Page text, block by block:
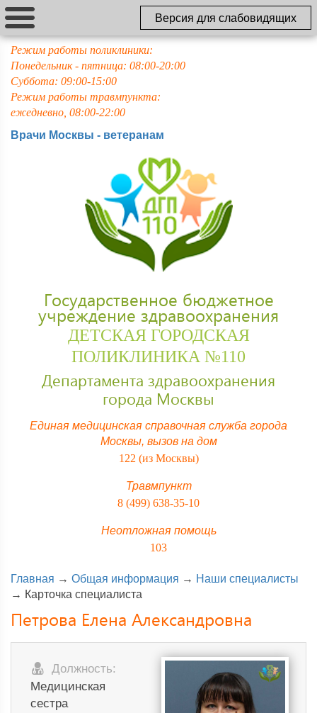
Версия для слабовидящих
Режим работы поликлиники:
Понедельник - пятница: 08:00-20:00
Суббота: 09:00-15:00
Режим работы травмпункта:
ежедневно, 08:00-22:00
Врачи Москвы - ветеранам
Государственное бюджетное
учреждение здравоохранения
ДЕТСКАЯ ГОРОДСКАЯ
ПОЛИКЛИНИКА №110
Департамента здравоохранения
города Москвы
Единая медицинская справочная служба города
Москвы, вызов на дом
122 (из Москвы)
Травмпункт
8 (499) 638-35-10
Неотложная помощь
103
Главная → Общая информация → Наши специалисты
→ Карточка специалиста
Петрова Елена Александровна
Должность:
Медицинская
сестра